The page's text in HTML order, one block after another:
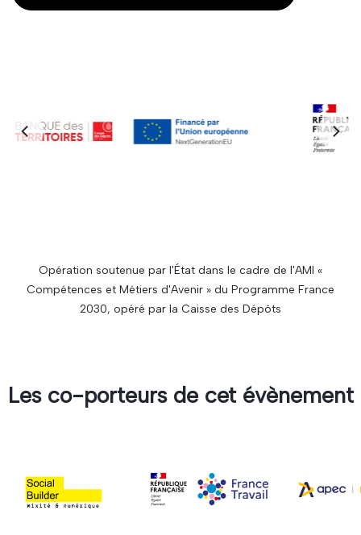
Opération soutenue par l'État dans le cadre de l'AMI «
Compétences et Métiers d'Avenir » du Programme France
2030, opéré par la Caisse des Dépôts
Les co-porteurs de cet évènement